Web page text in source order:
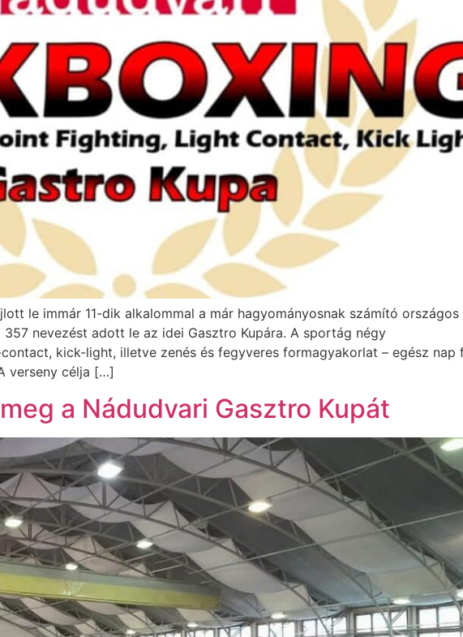
le immár 11-dik alkalommal a már hagyományosnak számító
nevezést adott le az idei Gasztro Kupára. A sportág négy
kick-light, illetve zenés és fegyveres formagyakorlat – egész nap
verseny célja […]
a Nádudvari Gasztro Kupát